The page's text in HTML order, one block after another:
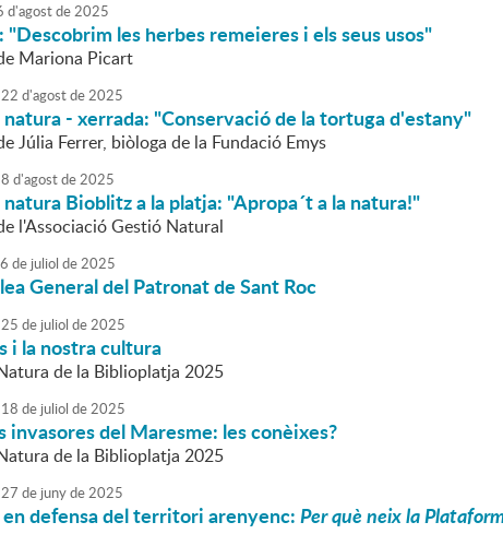
d'agostde2025
"Descobrim les herbes remeieres i els seus usos"
Mariona Picart
22 d'agostde2025
- xerrada: "Conservació de la tortuga d'estany"
Júlia Ferrer, biòloga de la Fundació Emys
8 d'agostde2025
Bioblitz a la platja: "Apropa´t a la natura!"
l'Associació Gestió Natural
de juliol de2025
General del Patronat de Sant Roc
25 de juliol de2025
i la nostra cultura
de la Biblioplatja 2025
18 de juliol de2025
invasores del Maresme: les conèixes?
de la Biblioplatja 2025
27 de junyde2025
defensa del territori arenyenc:Per què neix la